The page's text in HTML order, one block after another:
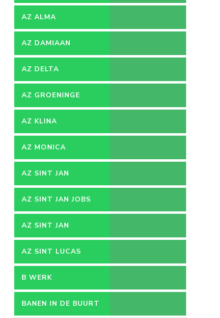
AZ ALMA
AZ DAMIAAN
AZ DELTA
AZ GROENINGE
AZ KLINA
AZ MONICA
AZ SINT JAN
AZ SINT JAN JOBS
AZ SINT JAN
VACATURES
AZ SINT LUCAS
B WERK
BANEN IN DE BUURT